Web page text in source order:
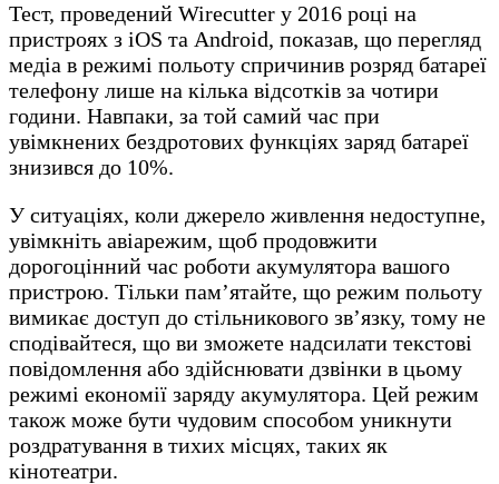
Тест, проведений Wirecutter у 2016 році на
пристроях з iOS та Android, показав, що перегляд
медіа в режимі польоту спричинив розряд батареї
телефону лише на кілька відсотків за чотири
години. Навпаки, за той самий час при
увімкнених бездротових функціях заряд батареї
знизився до 10%.
У ситуаціях, коли джерело живлення недоступне,
увімкніть авіарежим, щоб продовжити
дорогоцінний час роботи акумулятора вашого
пристрою. Тільки пам’ятайте, що режим польоту
вимикає доступ до стільникового зв’язку, тому не
сподівайтеся, що ви зможете надсилати текстові
повідомлення або здійснювати дзвінки в цьому
режимі економії заряду акумулятора. Цей режим
також може бути чудовим способом уникнути
роздратування в тихих місцях, таких як
кінотеатри.